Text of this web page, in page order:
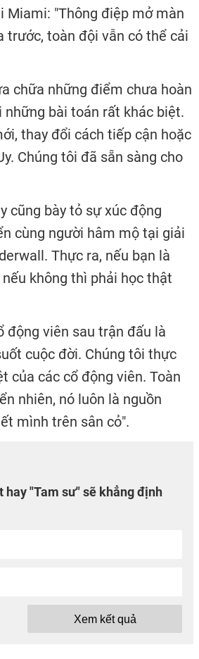
Miami: "Thông điệp mở màn
trước, toàn đội vẫn có thể cải
chữa những điểm chưa hoàn
bài toán rất khác biệt.
thay đổi cách tiếp cận hoặc
Chúng tôi đã sẵn sàng cho
cũng bày tỏ sự xúc động
cùng người hâm mộ tại giải
Thực ra, nếu bạn là
không thì phải học thật
động viên sau trận đấu là
cuộc đời. Chúng tôi thực
của các cổ động viên. Toàn
nhiên, nó luôn là nguồn
mình trên sân cỏ".
hay "Tam sư" sẽ khẳng định
Xem kết quả